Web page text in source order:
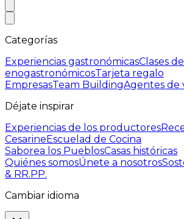
Categorías
Experiencias gastronómicasClases
enogastronómicosTarjeta regalo
EmpresasTeam BuildingAgentes de
Déjate inspirar
Experiencias de los productores
CesarineEscuelad de Cocina
Saborea los PueblosCasas históricas
Quiénes somosÚnete a nosotros
& RR.PP.
Cambiar idioma